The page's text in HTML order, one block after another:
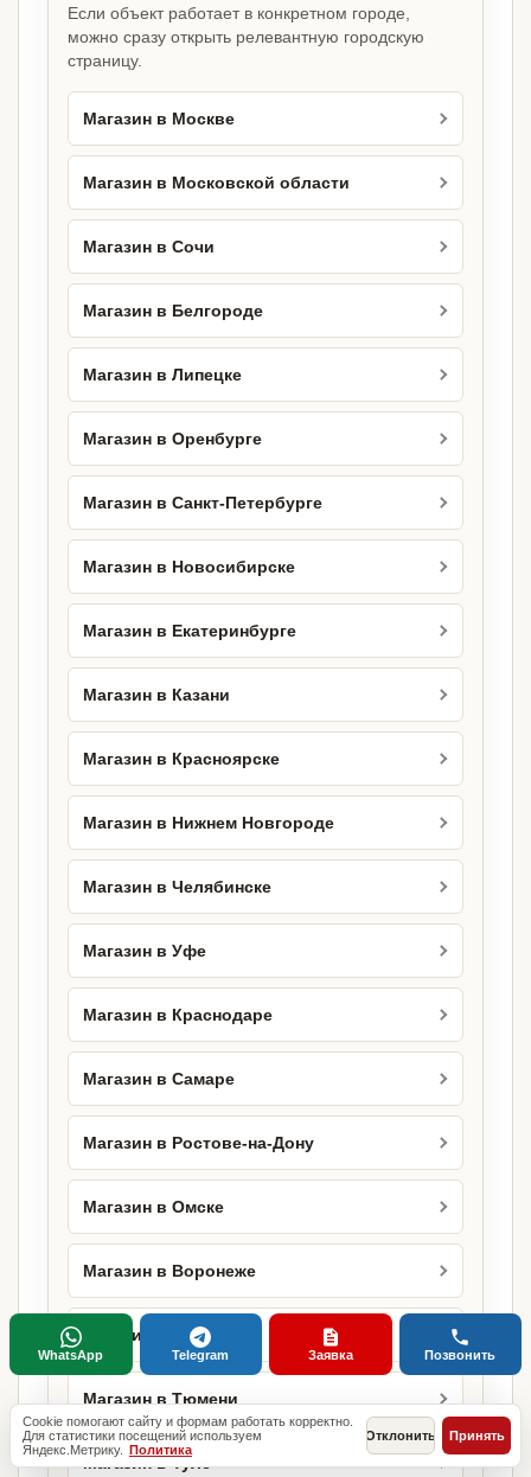
Если объект работает в конкретном городе,
можно сразу открыть релевантную городскую
страницу.
Магазин в Москве
Магазин в Московской области
Магазин в Сочи
Магазин в Белгороде
Магазин в Липецке
Магазин в Оренбурге
Магазин в Санкт-Петербурге
Магазин в Новосибирске
Магазин в Екатеринбурге
Магазин в Казани
Магазин в Красноярске
Магазин в Нижнем Новгороде
Магазин в Челябинске
Магазин в Уфе
Магазин в Краснодаре
Магазин в Самаре
Магазин в Ростове-на-Дону
Магазин в Омске
Магазин в Воронеже
Магазин в Перми
Магазин в Тюмени
Магазин в Туле
Cookie помогают сайту и формам работать корректно.
Для статистики посещений используем
Яндекс.Метрику. Политика
Отклонить Принять
WhatsApp Telegram Заявка Позвонить